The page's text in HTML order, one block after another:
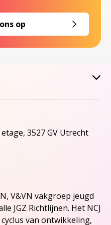
op
3527 GV Utrecht
V&VN vakgroep jeugd
JGZ Richtlijnen. Het NCJ
van ontwikkeling,